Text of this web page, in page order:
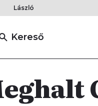
László
Kereső